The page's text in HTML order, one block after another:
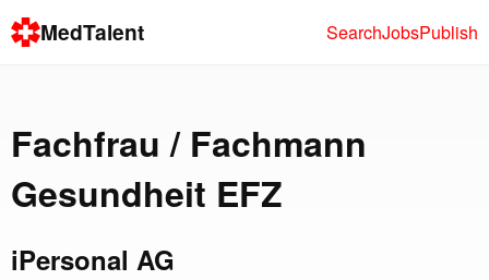
MedTalent SearchJobsPublish
Fachfrau / Fachmann
Gesundheit EFZ
iPersonal AG